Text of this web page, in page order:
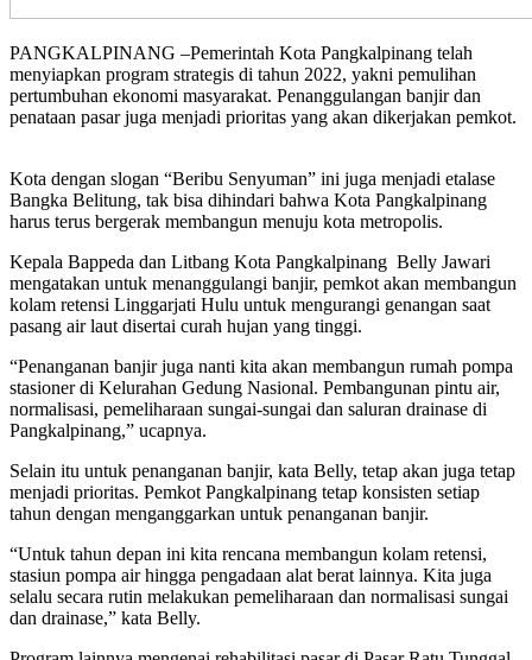
PANGKALPINANG –Pemerintah Kota Pangkalpinang telah
menyiapkan program strategis di tahun 2022, yakni pemulihan
pertumbuhan ekonomi masyarakat. Penanggulangan banjir dan
penataan pasar juga menjadi prioritas yang akan dikerjakan pemkot.
Kota dengan slogan “Beribu Senyuman” ini juga menjadi etalase
Bangka Belitung, tak bisa dihindari bahwa Kota Pangkalpinang
harus terus bergerak membangun menuju kota metropolis.
Kepala Bappeda dan Litbang Kota Pangkalpinang Belly Jawari
mengatakan untuk menanggulangi banjir, pemkot akan membangun
kolam retensi Linggarjati Hulu untuk mengurangi genangan saat
pasang air laut disertai curah hujan yang tinggi.
“Penanganan banjir juga nanti kita akan membangun rumah pompa
stasioner di Kelurahan Gedung Nasional. Pembangunan pintu air,
normalisasi, pemeliharaan sungai-sungai dan saluran drainase di
Pangkalpinang,” ucapnya.
Selain itu untuk penanganan banjir, kata Belly, tetap akan juga tetap
menjadi prioritas. Pemkot Pangkalpinang tetap konsisten setiap
tahun dengan menganggarkan untuk penanganan banjir.
“Untuk tahun depan ini kita rencana membangun kolam retensi,
stasiun pompa air hingga pengadaan alat berat lainnya. Kita juga
selalu secara rutin melakukan pemeliharaan dan normalisasi sungai
dan drainase,” kata Belly.